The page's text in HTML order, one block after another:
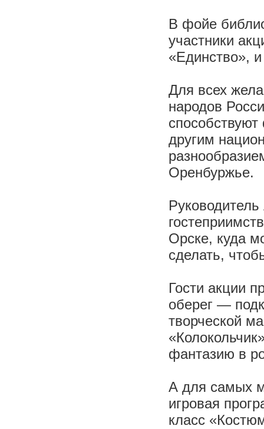
В фойе
участники
«Единство»,
Для всех
народов
другим
Оренбуржье.
Орске, куда
сделать,
Гости акции
оберег —
творческой
фантазию в
А для самых
игровая
класс